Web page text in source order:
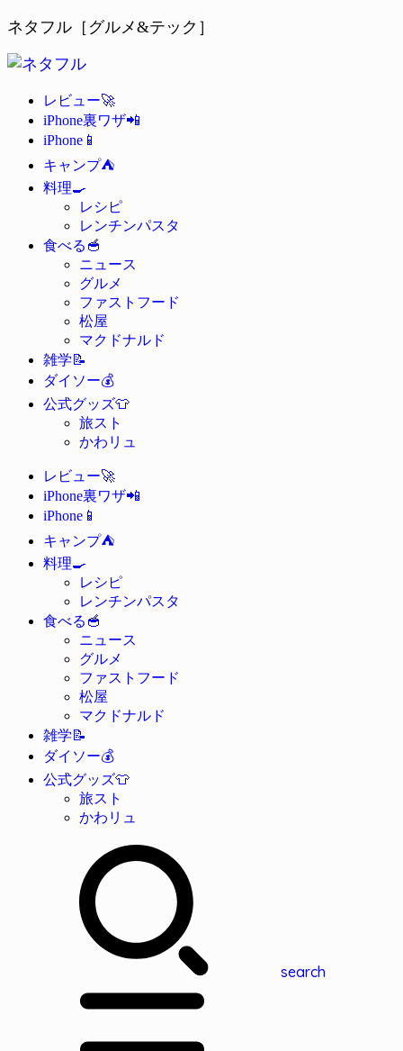
ネタフル［グルメ&テック］
レビュー🚀
iPhone裏ワザ📲
iPhone 📱
キャンプ⛺
料理🍳
レシピ
レンチンパスタ
食べる 🥣
ニュース
グルメ
ファストフード
松屋
マクドナルド
雑学📝
ダイソー💰
公式グッズ👕
旅スト
かわリュ
レビュー🚀
iPhone裏ワザ📲
iPhone 📱
キャンプ⛺
料理🍳
レシピ
レンチンパスタ
食べる 🥣
ニュース
グルメ
ファストフード
松屋
マクドナルド
雑学📝
ダイソー💰
公式グッズ👕
旅スト
かわリュ
search